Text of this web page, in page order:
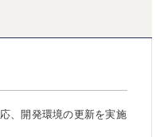
、開発環境の更新を実施